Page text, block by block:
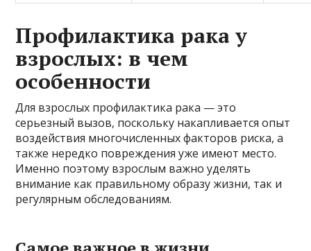
Профилактика рака у
взрослых: в чем
особенности
Для взрослых профилактика рака — это
серьезный вызов, поскольку накапливается опыт
воздействия многочисленных факторов риска, а
также нередко повреждения уже имеют место.
Именно поэтому взрослым важно уделять
внимание как правильному образу жизни, так и
регулярным обследованиям.